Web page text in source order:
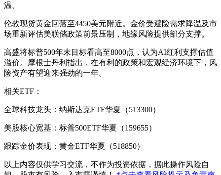
温。
伦敦现货黄金回落至4450美元附近。金价受避险需求降温及市
场重新评估美联储政策前景压制，地缘风险提供部分支撑。
高盛将标普500年末目标看高至8000点，认为AI红利支撑估值
溢价。摩根士丹利指出，在有利的政策和宏观经济环境下，风
险资产有望迎来强劲的一年。
相关ETF：
全球科技龙头：纳斯达克ETF华夏（513300）
美股核心宽基：标普500ETF华夏（159655）
跟踪金价表现：黄金ETF华夏（518850）
以上内容仅供学习交流，不作为投资依据，据此操作风险自